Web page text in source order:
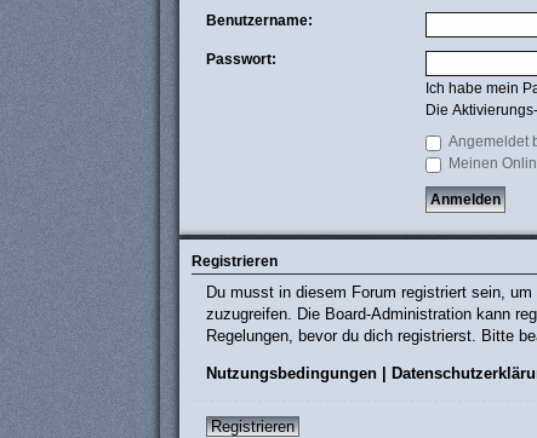
Benutzername:
Passwort:
Ich habe mein
Die
Angemeldet
Meinen
Registrieren
Du musst in diesem Forum registriert sein,
zuzugreifen. Die Board-Administration kann
Regelungen, bevor du dich registrierst. Bitte
Nutzungsbedingungen|
Registrieren